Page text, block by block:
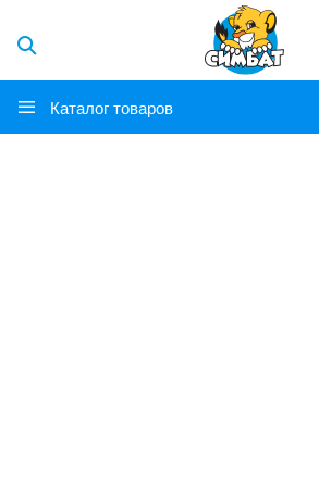
Каталог товаров